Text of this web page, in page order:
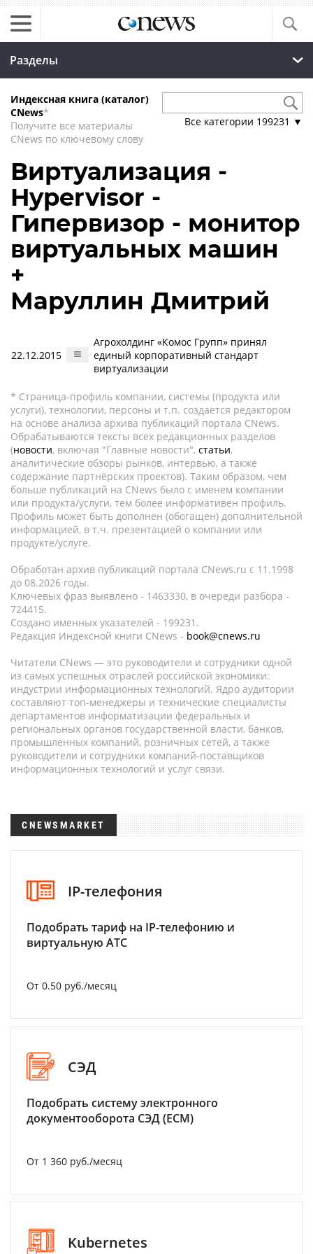
Разделы
Индексная книга (каталог)
CNews*
Получите все материалы
CNews по ключевому слову
Все категории 199231 ▼
Виртуализация -
Hypervisor -
Гипервизор - монитор
виртуальных машин
+
Маруллин Дмитрий
22.12.2015
Агрохолдинг «Комос Групп» принял
единый корпоративный стандарт
виртуализации
* Страница-профиль компании, системы (продукта или
услуги), технологии, персоны и т.п. создается редактором
на основе анализа архива публикаций портала CNews.
Обрабатываются тексты всех редакционных разделов
(новости, включая "Главные новости", статьи,
аналитические обзоры рынков, интервью, а также
содержание партнёрских проектов). Таким образом, чем
больше публикаций на CNews было с именем компании
или продукта/услуги, тем более информативен профиль.
Профиль может быть дополнен (обогащен) дополнительной
информацией, в т.ч. презентацией о компании или
продукте/услуге.
Обработан архив публикаций портала CNews.ru c 11.1998
до 08.2026 годы.
Ключевых фраз выявлено - 1463330, в очереди разбора -
724415.
Создано именных указателей - 199231.
Редакция Индексной книги CNews - book@cnews.ru
Читатели CNews — это руководители и сотрудники одной
из самых успешных отраслей российской экономики:
индустрии информационных технологий. Ядро аудитории
составляют топ-менеджеры и технические специалисты
департаментов информатизации федеральных и
региональных органов государственной власти, банков,
промышленных компаний, розничных сетей, а также
руководители и сотрудники компаний-поставщиков
информационных технологий и услуг связи.
CNEWSMARKET
IP-телефония
Подобрать тариф на IP-телефонию и
виртуальную АТС
От 0.50 руб./месяц
СЭД
Подобрать систему электронного
документооборота СЭД (ECM)
От 1 360 руб./месяц
Kubernetes